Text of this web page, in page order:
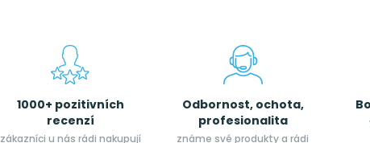
1000+ pozitivních
recenzí
zákazníci u nás rádi nakupují
Odbornost, ochota,
profesionalita
známe své produkty a rádi